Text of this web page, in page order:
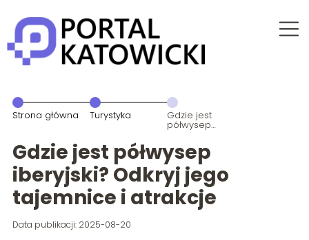
Strona główna Turystyka Gdzie jest
półwysep
iberyjski?
tajemnice i
atrakcje
Gdzie jest półwysep
iberyjski? Odkryj jego
tajemnice i atrakcje
Data publikacji: 2025-08-20